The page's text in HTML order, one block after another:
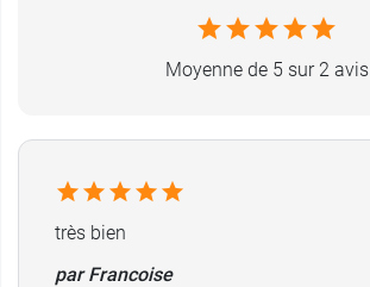
Moyenne de 5 sur 2 avis
très bien
par Francoise